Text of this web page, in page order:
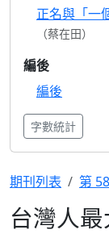
正名與「一
（蔡在田）
編後
編後
字數統計
期刊列表 第
台灣人